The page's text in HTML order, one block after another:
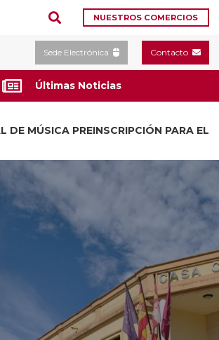
NUESTROS COMERCIOS
Sede Electrónica Contacto
Últimas Noticias
DE MÚSICA PREINSCRIPCIÓN PARA EL